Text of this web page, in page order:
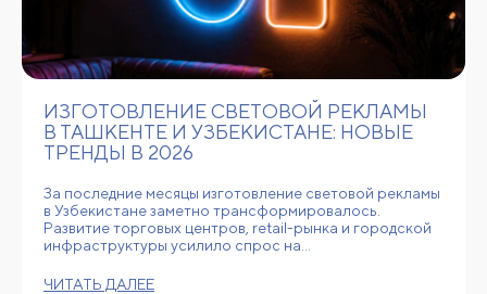
ИЗГОТОВЛЕНИЕ СВЕТОВОЙ РЕКЛАМЫ
В ТАШКЕНТЕ И УЗБЕКИСТАНЕ: НОВЫЕ
ТРЕНДЫ В 2026
За последние месяцы изготовление световой рекламы
в Узбекистане заметно трансформировалось.
Развитие торговых центров, retail-рынка и городской
инфраструктуры усилило спрос на…
ЧИТАТЬ ДАЛЕЕ